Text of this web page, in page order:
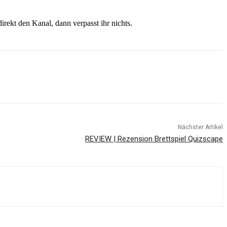
den Kanal, dann verpasst ihr nichts.
Nächster Artikel
REVIEW | Rezension Brettspiel Quizscape